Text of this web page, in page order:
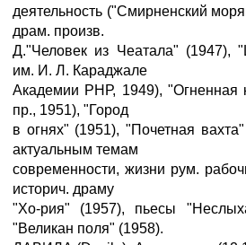
деятельность ("Смирненский
драм. произв.
Д."Человек из Чеатала" (1947),
им. И. Л. Караджале
Академии РНР, 1949), "Огненная
пр., 1951), "Город
в огнях" (1951), "Почетная
актуальным темам
современности, жизни рум.
историч. драму
"Хо-рия" (1957), пьесы
"Великан поля" (1958).